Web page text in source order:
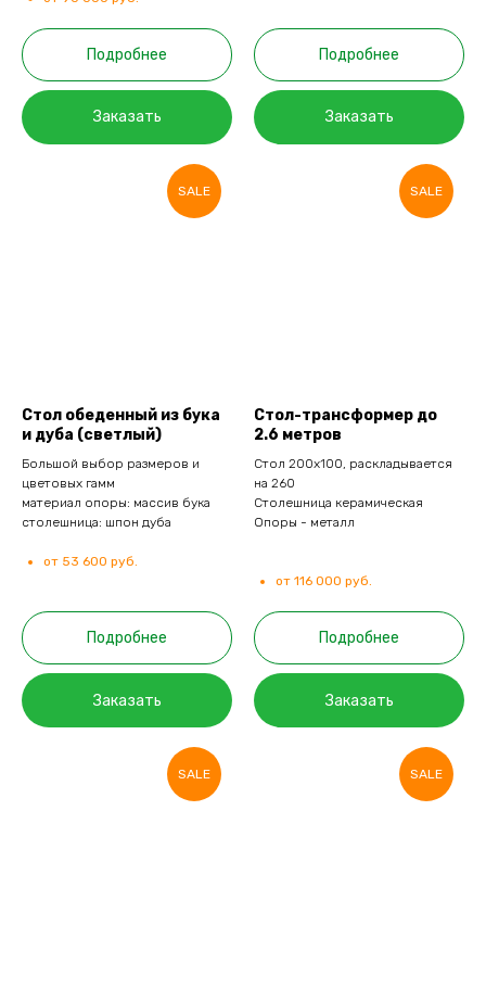
Подробнее
Заказать
Подробнее
Заказать
SALE
Стол обеденный из бука
и дуба (светлый)
Большой выбор размеров и
цветовых гамм
материал опоры: массив бука
столешница: шпон дуба
от 53 600 руб.
Подробнее
Заказать
SALE
Стол-трансформер до
2.6 метров
Стол 200х100, раскладывается
на 260
Столешница керамическая
Опоры - металл
от 116 000 руб.
Подробнее
Заказать
SALE SALE